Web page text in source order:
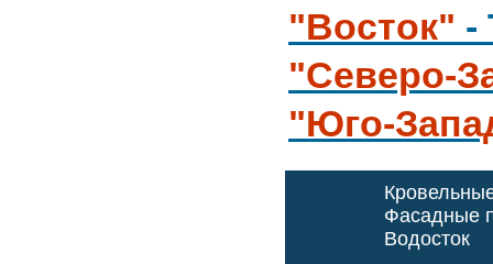
"Восток" -
"Северо-
"Юго-
Фасадные
Водосток